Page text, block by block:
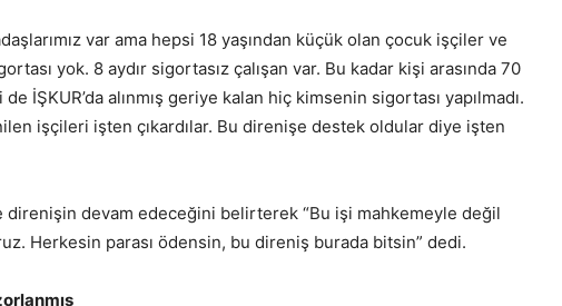
var ama hepsi 18 yaşından küçük olan çocuk işçiler ve
yok. 8 aydır sigortasız çalışan var. Bu kadar kişi arasında 70
İŞKUR’da alınmış geriye kalan hiç kimsenin sigortası yapılmadı.
işçileri işten çıkardılar. Bu direnişe destek oldular diye işten
direnişin devam edeceğini belirterek “Bu işi mahkemeyle değil
Herkesin parası ödensin, bu direniş burada bitsin” dedi.